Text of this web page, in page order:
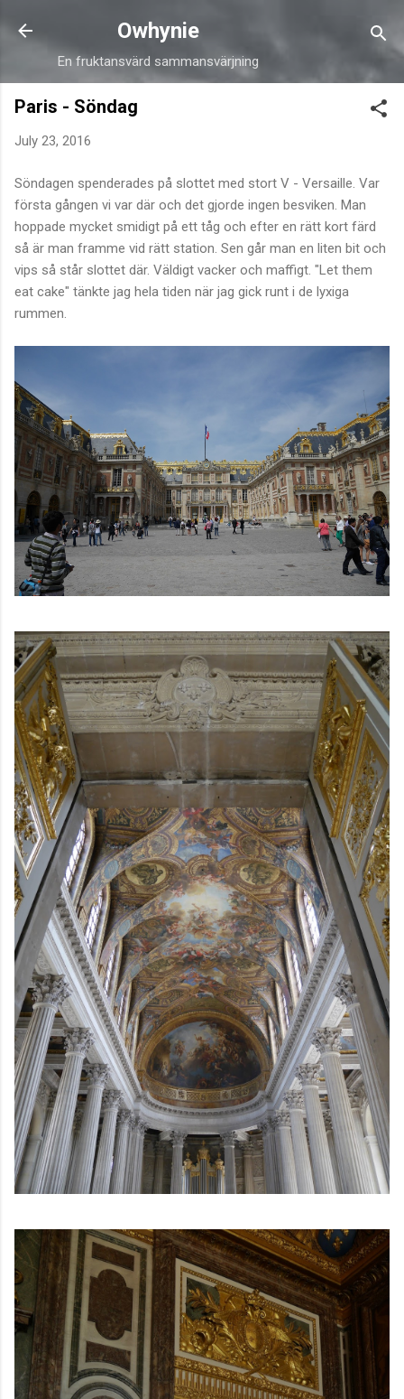
Skip to main content
Owhynie
En fruktansvärd sammansvärjning
Paris - Söndag
July 23, 2016
Söndagen spenderades på slottet med stort V - Versaille. Var
första gången vi var där och det gjorde ingen besviken. Man
hoppade mycket smidigt på ett tåg och efter en rätt kort färd
så är man framme vid rätt station. Sen går man en liten bit och
vips så står slottet där. Väldigt vacker och maffigt. "Let them
eat cake" tänkte jag hela tiden när jag gick runt i de lyxiga
rummen.